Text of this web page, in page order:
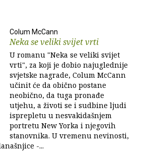
Colum McCann
Neka se veliki svijet vrti
U romanu "Neka se veliki svijet
vrti", za koji je dobio najuglednije
svjetske nagrade, Colum McCann
učinit će da obično postane
neobično, da tuga pronađe
utjehu, a životi se i sudbine ljudi
isprepletu u nesvakidašnjem
portretu New Yorka i njegovih
stanovnika. U vremenu nevinosti,
-...